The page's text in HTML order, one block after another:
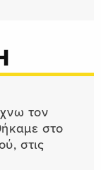
τον
στο
στις